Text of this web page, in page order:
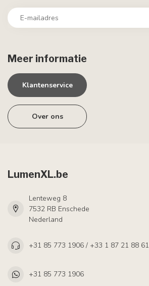
Meer informatie
Klantenservice
Over ons
LumenXL.be
Lenteweg 8
7532 RB Enschede
Nederland
+31 85 773 1906 / +33 1 87 21 88 61
+31 85 773 1906